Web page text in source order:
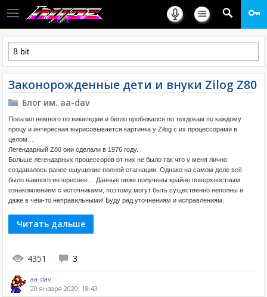
Законорожденные дети и внуки Zilog Z80
Блог им. aa-dav
Полазил немного по википедии и бегло пробежался по техдокам по каждому
процу и интересная вырисовывается картинка у Zilog с их процессорами в
целом…
Легендарный Z80 они сделали в 1976 году.
Больше легендарных процессоров от них не было так что у меня лично
создавалось ранее ощущение полной стагнации. Однако на самом деле всё
было намного интереснее… Данные ниже получены крайне поверхностным
ознакомлением с источниками, поэтому могут быть существенно неполны и
даже в чём-то неправильными! Буду рад уточнениям и исправлениям.
Читать дальше
4351 3
aa-dav
20 января 2020, 18:43